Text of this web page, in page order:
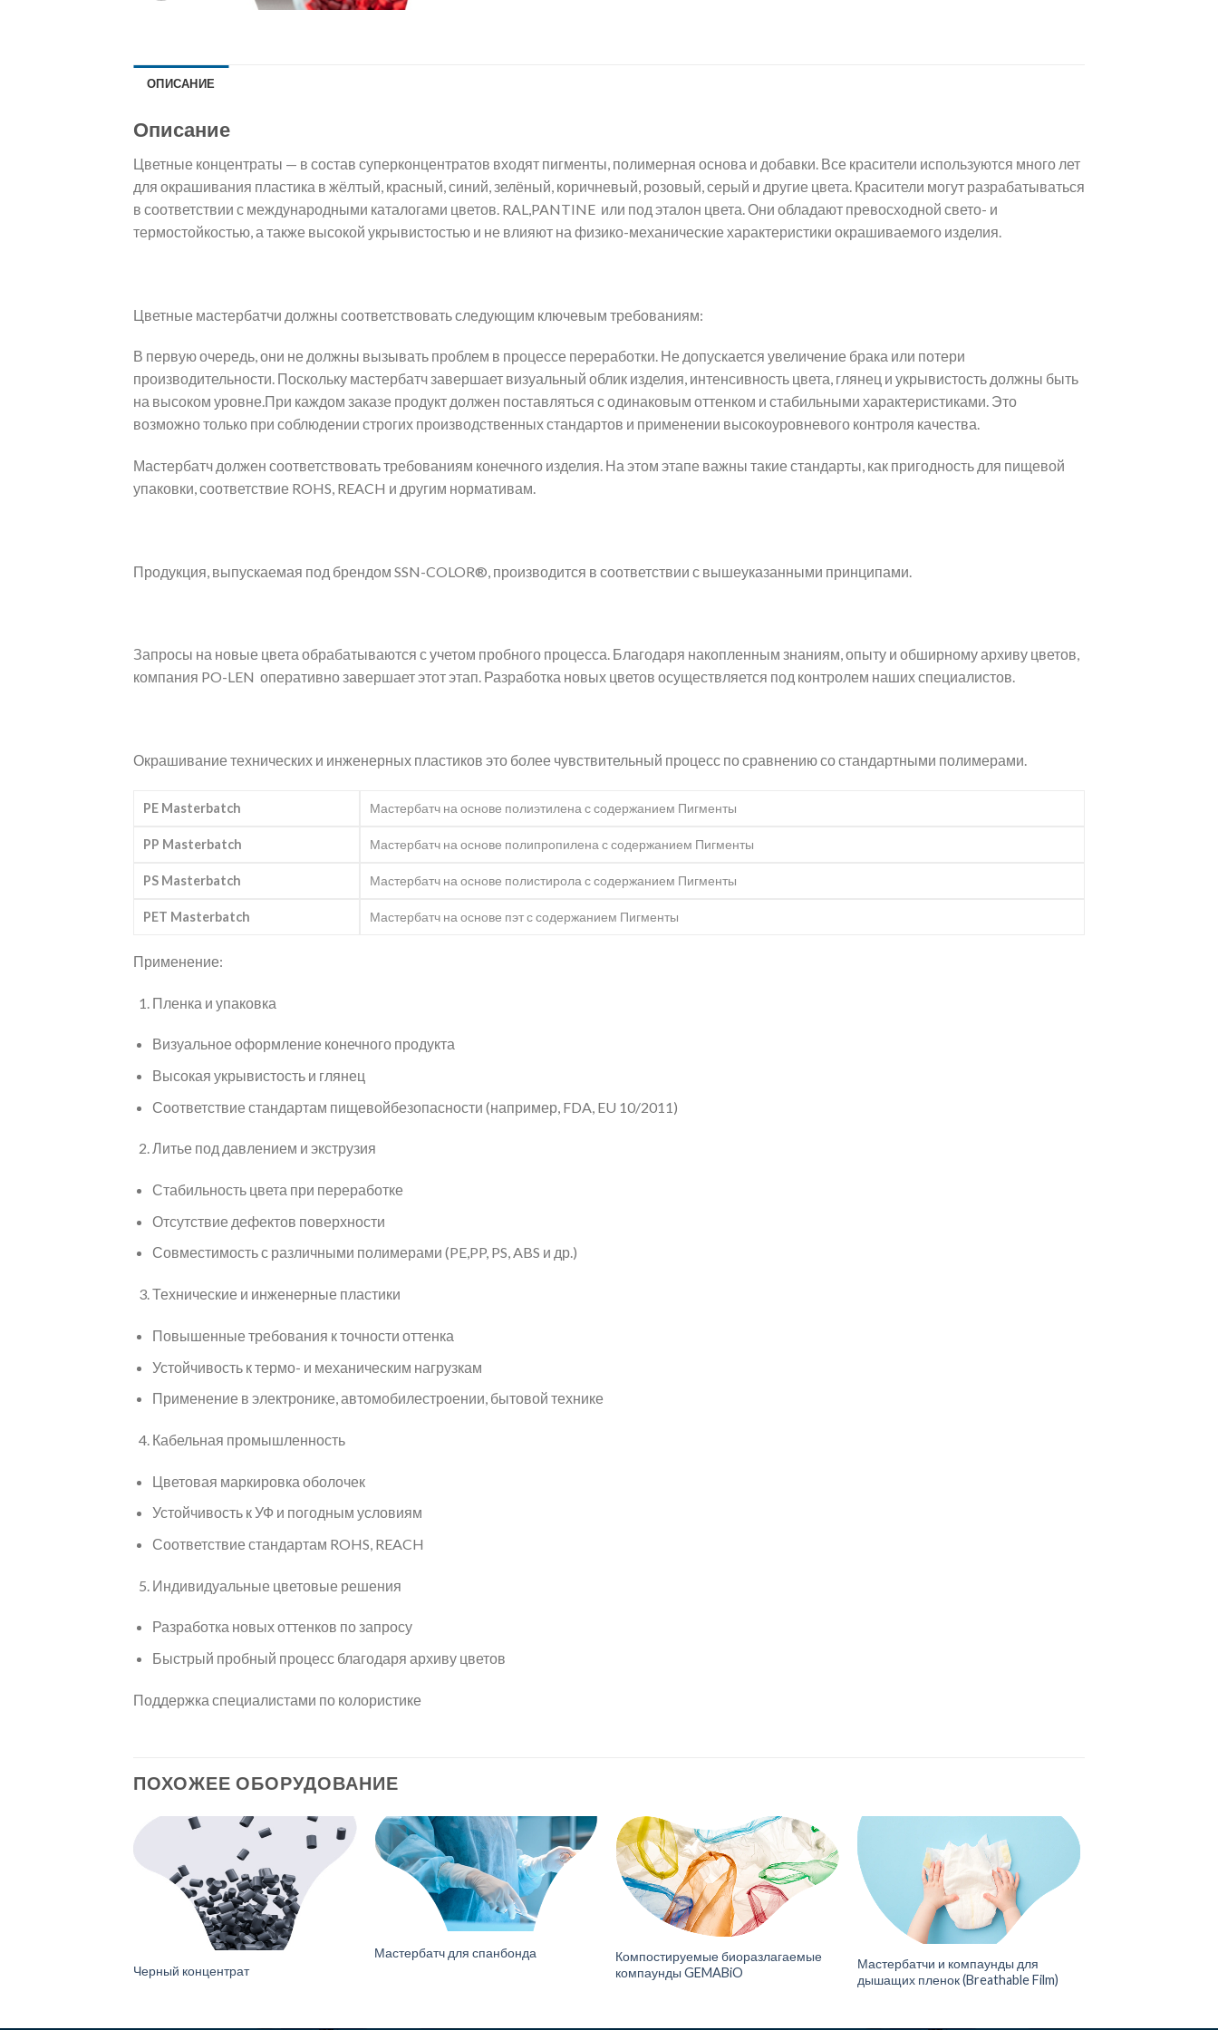
ОПИСАНИЕ
Описание
Цветные концентраты — в состав суперконцентратов входят пигменты, полимерная основа и добавки. Все красители используются много лет
для окрашивания пластика в жёлтый, красный, синий, зелёный, коричневый, розовый, серый и другие цвета. Красители могут разрабатываться
в соответствии с международными каталогами цветов. RAL,PANTINE или под эталон цвета. Они обладают превосходной свето- и
термостойкостью, а также высокой укрывистостью и не влияют на физико-механические характеристики окрашиваемого изделия.
Цветные мастербатчи должны соответствовать следующим ключевым требованиям:
В первую очередь, они не должны вызывать проблем в процессе переработки. Не допускается увеличение брака или потери
производительности. Поскольку мастербатч завершает визуальный облик изделия, интенсивность цвета, глянец и укрывистость должны быть
на высоком уровне.При каждом заказе продукт должен поставляться с одинаковым оттенком и стабильными характеристиками. Это
возможно только при соблюдении строгих производственных стандартов и применении высокоуровневого контроля качества.
Мастербатч должен соответствовать требованиям конечного изделия. На этом этапе важны такие стандарты, как пригодность для пищевой
упаковки, соответствие ROHS, REACH и другим нормативам.
Продукция, выпускаемая под брендом SSN-COLOR®, производится в соответствии с вышеуказанными принципами.
Запросы на новые цвета обрабатываются с учетом пробного процесса. Благодаря накопленным знаниям, опыту и обширному архиву цветов,
компания PO-LEN оперативно завершает этот этап. Разработка новых цветов осуществляется под контролем наших специалистов.
Окрашивание технических и инженерных пластиков это более чувствительный процесс по сравнению со стандартными полимерами.
PE Masterbatch Мастербатч на основе полиэтилена с содержанием Пигменты
PP Masterbatch Мастербатч на основе полипропилена с содержанием Пигменты
PS Masterbatch Мастербатч на основе полистирола с содержанием Пигменты
PET Masterbatch Мастербатч на основе пэт с содержанием Пигменты
Применение:
Пленка и упаковка
Визуальное оформление конечного продукта
Высокая укрывистость и глянец
Соответствие стандартам пищевойбезопасности (например, FDA, EU 10/2011)
Литье под давлением и экструзия
Стабильность цвета при переработке
Отсутствие дефектов поверхности
Совместимость с различными полимерами (PE,PP, PS, ABS и др.)
Технические и инженерные пластики
Повышенные требования к точности оттенка
Устойчивость к термо- и механическим нагрузкам
Применение в электронике, автомобилестроении, бытовой технике
Кабельная промышленность
Цветовая маркировка оболочек
Устойчивость к УФ и погодным условиям
Соответствие стандартам ROHS, REACH
Индивидуальные цветовые решения
Разработка новых оттенков по запросу
Быстрый пробный процесс благодаря архиву цветов
Поддержка специалистами по колористике
ПОХОЖЕЕ ОБОРУДОВАНИЕ
Черный концентрат
Мастербатч для спанбонда
Компостируемые биоразлагаемые
компаунды GEMABiO
Мастербатчи и компаунды для
дышащих пленок (Breathable Film)